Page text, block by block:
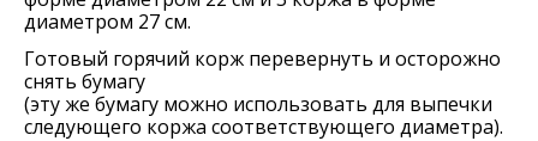
диаметром 27 см.
Готовый горячий корж перевернуть и осторожно
снять бумагу
(эту же бумагу можно использовать для выпечки
следующего коржа соответствующего диаметра).